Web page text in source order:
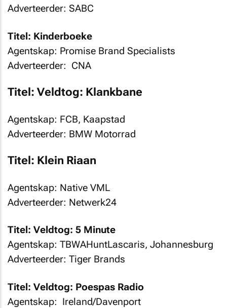
Adverteerder: SABC
Titel: Kinderboeke
Agentskap: Promise Brand Specialists
Adverteerder: CNA
Titel: Veldtog: Klankbane
Agentskap: FCB, Kaapstad
Adverteerder: BMW Motorrad
Titel: Klein Riaan
Agentskap: Native VML
Adverteerder: Netwerk24
Titel: Veldtog: 5 Minute
Agentskap: TBWAHuntLascaris, Johannesburg
Adverteerder: Tiger Brands
Titel: Veldtog: Poespas Radio
Agentskap: Ireland/Davenport